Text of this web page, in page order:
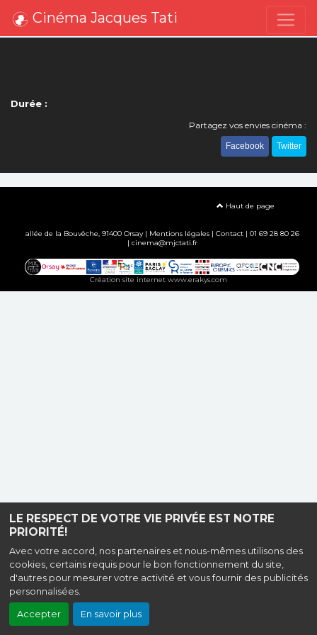
LE RESPECT DE VOTRE VIE PRIVÉE EST NOTRE
PRIORITÉ!
Avec votre accord, nos partenaires et nous-mêmes utilisons des
cookies, certains requis pour le bon fonctionnement du site,
d'autres pour mesurer votre activité et vous fournir des publicités
personnalisées.
Accepter En savoir plus
Cinéma Jacques Tati
Durée :
Partagez vos envies cinéma :
Facebook Twitter
Haut de page
allée de la Bouvêche, 91400 Orsay | Mentions légales| Contact| 01 69 28 80 26
| cinema@mjctati.fr
Création site internet www.erakys.com